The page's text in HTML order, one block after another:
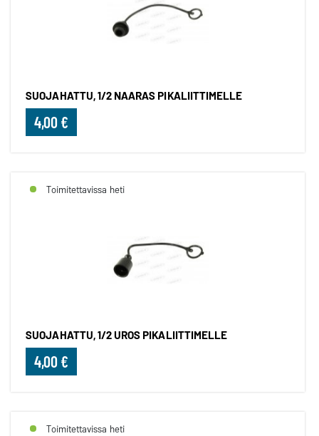
SUOJAHATTU, 1/2 NAARAS PIKALIITTIMELLE
4,00 €
Toimitettavissa heti
SUOJAHATTU, 1/2 UROS PIKALIITTIMELLE
4,00 €
Toimitettavissa heti